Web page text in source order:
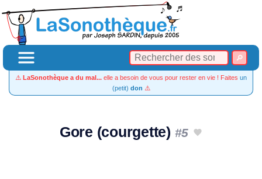
⚠️ LaSonothèque a du mal... elle a besoin de vous pour rester en vie ! Faites un
(petit) don ⚠️
Gore (courgette) #5